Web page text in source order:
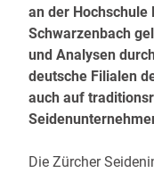
an der Hochschule
Schwarzenbach
und Analysen
deutsche Filialen
auch auf
Die Zürcher